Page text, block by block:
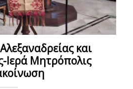
και
Ιερά Μητρόπολις